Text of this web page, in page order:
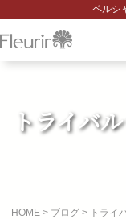
ペルシ
トライバ
HOME > ブログ > トライ